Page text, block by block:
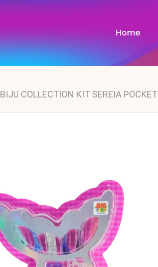
Home
BIJU COLLECTION KIT SEREIA POCKET